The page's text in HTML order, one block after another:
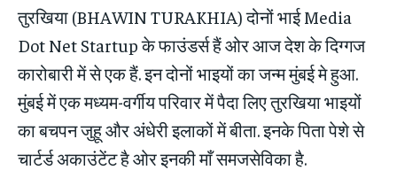
तुरखिया (BHAWIN TURAKHIA) दोनों भाई Media
Dot Net Startup के फाउंडर्स हैं ओर आज देश के दिग्गज
कारोबारी में से एक हैं. इन दोनों भाइयों का जन्म मुंबई मे हुआ.
मुंबई में एक मध्यम-वर्गीय परिवार में पैदा लिए तुरखिया भाइयों
का बचपन जुहू और अंधेरी इलाकों में बीता. इनके पिता पेशे से
चार्टर्ड अकाउंटेंट है ओर इनकी माँ समजसेविका है.